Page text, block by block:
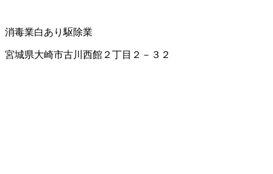
消毒業白あり駆除業
宮城県大崎市古川西館２丁目２－３２